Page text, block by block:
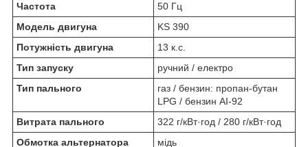
Частота
50 Гц
Модель двигуна
KS 390
Потужність двигуна
13 к.с.
Тип запуску
ручний / електро
Тип пального
газ / бензин: пропан-бутан
LPG / бензин АІ-92
Витрата пального
322 г/кВт·год / 280 г/кВт·год
Обмотка альтернатора
мідь